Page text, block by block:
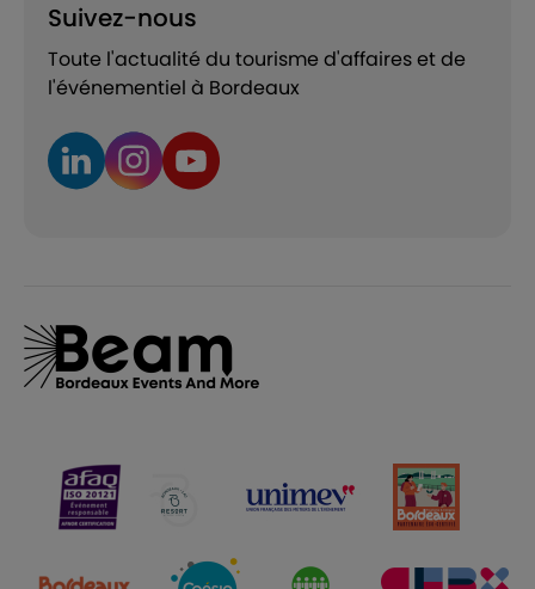
Suivez-nous
Toute l'actualité du tourisme d'affaires et de
l'événementiel à Bordeaux